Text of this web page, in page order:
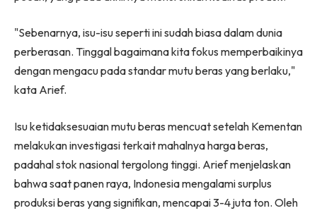
"Sebenarnya, isu-isu seperti ini sudah biasa dalam dunia
perberasan. Tinggal bagaimana kita fokus memperbaikinya
dengan mengacu pada standar mutu beras yang berlaku,"
kata Arief.
Isu ketidaksesuaian mutu beras mencuat setelah Kementan
melakukan investigasi terkait mahalnya harga beras,
padahal stok nasional tergolong tinggi. Arief menjelaskan
bahwa saat panen raya, Indonesia mengalami surplus
produksi beras yang signifikan, mencapai 3-4 juta ton. Oleh